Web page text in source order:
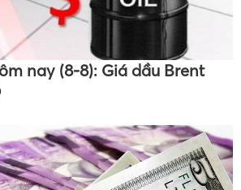
nay (8-8): Giá dầu Brent